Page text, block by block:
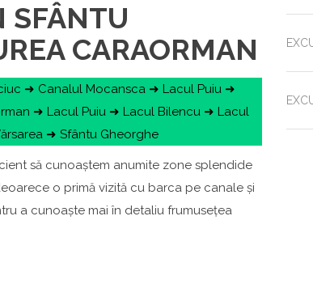
SFÂNTU
CARAORMAN
➜ Canalul Mocansca ➜ Lacul Puiu ➜
➜ Lacul Puiu ➜ Lacul Bilencu ➜ Lacul
➜ Sfântu Gheorghe
să cunoaștem anumite zone splendide
o primă vizită cu barca pe canale și
a cunoaște mai în detaliu frumusețea